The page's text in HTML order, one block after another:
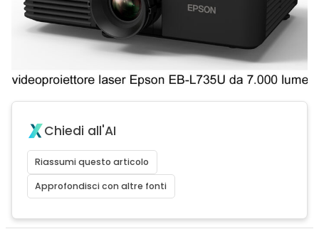
Chiedi all'AI
Riassumi questo articolo
Approfondisci con altre fonti